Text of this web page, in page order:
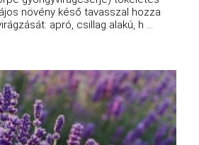
növény késő tavasszal hozza
apró, csillag alakú, h ...